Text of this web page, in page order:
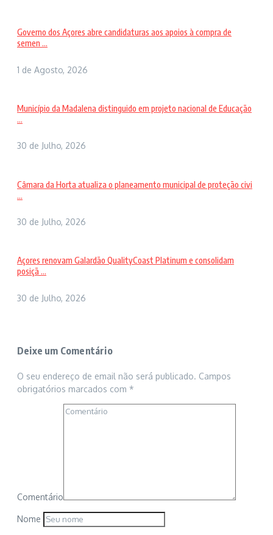
Governo dos Açores abre candidaturas aos apoios à compra de
semen ...
1 de Agosto, 2026
Município da Madalena distinguido em projeto nacional de Educação
...
30 de Julho, 2026
Câmara da Horta atualiza o planeamento municipal de proteção civi
...
30 de Julho, 2026
Açores renovam Galardão QualityCoast Platinum e consolidam
posiçã ...
30 de Julho, 2026
Deixe um Comentário
O seu endereço de email não será publicado. Campos
obrigatórios marcados com *
Comentário
Nome